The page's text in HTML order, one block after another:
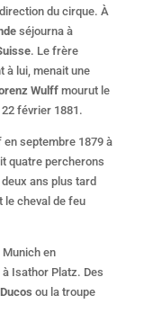
du cirque. À
séjourna à
. Le frère
à lui, menait une
Wulffmourut le
février 1881.
en septembre 1879 à
quatre percherons
ans plus tard
le cheval de feu
en
Isathor Platz. Des
ou la troupe